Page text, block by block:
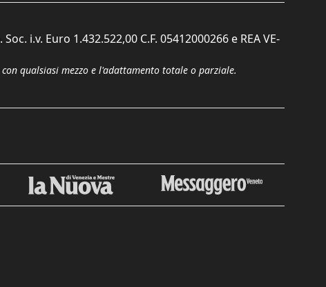
i.v. Euro 1.432.522,00 C.F. 05412000266 e REA VE-
qualsiasi mezzo e l'adattamento totale o parziale.